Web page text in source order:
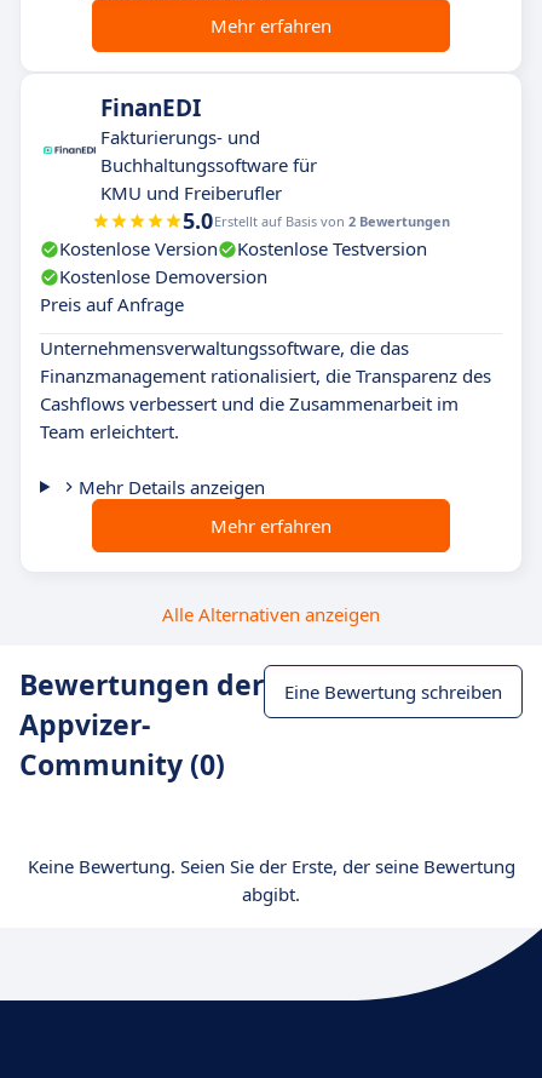
Mehr erfahren
FinanEDI
Fakturierungs- und
Buchhaltungssoftware für
KMU und Freiberufler
5.0Erstellt auf Basis von 2 Bewertungen
Kostenlose Version
Kostenlose Testversion
Kostenlose Demoversion
Preis auf Anfrage
Unternehmensverwaltungssoftware, die das
Finanzmanagement rationalisiert, die Transparenz des
Cashflows verbessert und die Zusammenarbeit im
Team erleichtert.
Mehr Details anzeigen
Mehr erfahren
Alle Alternativen anzeigen
Bewertungen der
Appvizer-
Community (0)
Eine Bewertung schreiben
Keine Bewertung. Seien Sie der Erste, der seine Bewertung
abgibt.